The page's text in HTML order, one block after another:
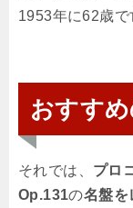
1953年に62歳で
おすす
それでは、 プロ
Op.131の名盤を